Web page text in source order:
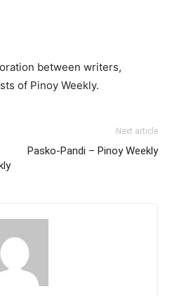
between writers,
of Pinoy Weekly.
Next article
Pasko-Pandi – Pinoy Weekly